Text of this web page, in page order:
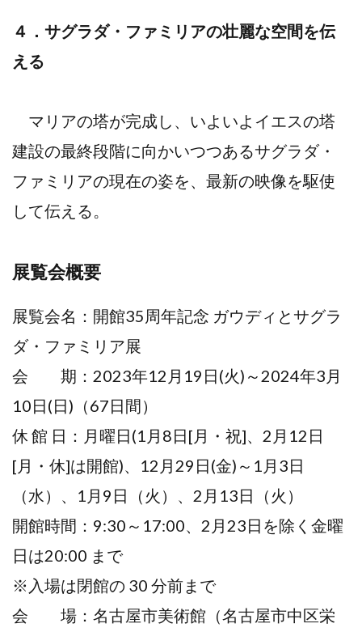
４．サグラダ・ファミリアの壮麗な空間を伝
える
マリアの塔が完成し、いよいよイエスの塔
建設の最終段階に向かいつつあるサグラダ・
ファミリアの現在の姿を、最新の映像を駆使
して伝える。
展覧会概要
展覧会名：開館35周年記念 ガウディとサグラ
ダ・ファミリア展
会 期：2023年12月19日(火)～2024年3月
10日(日)（67日間）
休 館 日：月曜日(1月8日[月・祝]、2月12日
[月・休]は開館)、12月29日(金)～1月3日
（水）、1月9日（火）、2月13日（火）
開館時間：9:30～17:00、2月23日を除く金曜
日は20:00 まで
※入場は閉館の 30 分前まで
会 場：名古屋市美術館（名古屋市中区栄